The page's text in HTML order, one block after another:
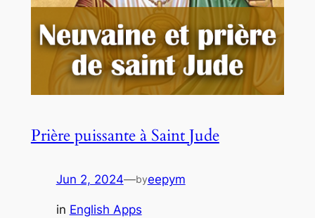
Prière puissante à Saint Jude
Jun 2, 2024—byeepym
in English Apps